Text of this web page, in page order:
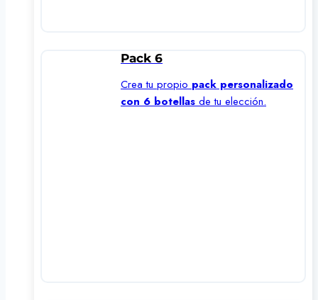
Pack 6
Crea tu propio pack personalizado
con 6 botellas de tu elección.